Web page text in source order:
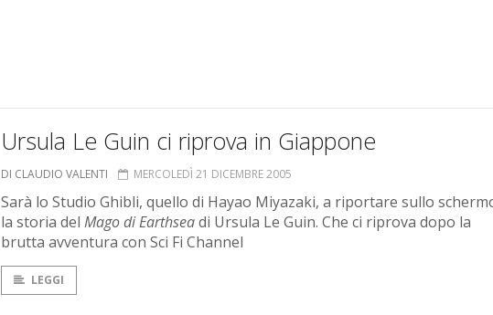
Ursula Le Guin ci riprova in Giappone
DI CLAUDIO VALENTI MERCOLEDÌ 21 DICEMBRE 2005
Sarà lo Studio Ghibli, quello di Hayao Miyazaki, a riportare sullo
la storia del Mago di Earthseadi Ursula Le Guin. Che ci riprova dopo la
brutta avventura con Sci Fi Channel
LEGGI